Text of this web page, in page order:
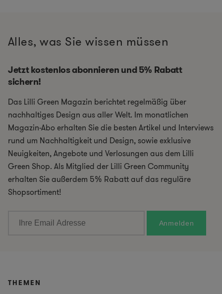
Alles, was Sie wissen müssen
Jetzt kostenlos abonnieren und 5% Rabatt
sichern!
Das Lilli Green Magazin berichtet regelmäßig über
nachhaltiges Design aus aller Welt. Im monatlichen
Magazin-Abo erhalten Sie die besten Artikel und Interviews
rund um Nachhaltigkeit und Design, sowie exklusive
Neuigkeiten, Angebote und Verlosungen aus dem Lilli
Green Shop. Als Mitglied der Lilli Green Community
erhalten Sie außerdem 5% Rabatt auf das reguläre
Shopsortiment!
THEMEN